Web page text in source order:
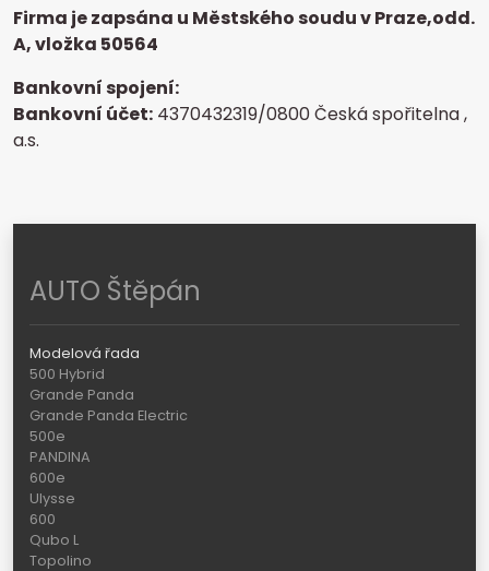
Firma je zapsána u Městského soudu v Praze,odd.
A, vložka 50564
Bankovní spojení:
Bankovní účet: 4370432319/0800 Česká spořitelna ,
a.s.
AUTO Štěpán
Modelová řada
500 Hybrid
Grande Panda
Grande Panda Electric
500e
PANDINA
600e
Ulysse
600
Qubo L
Topolino